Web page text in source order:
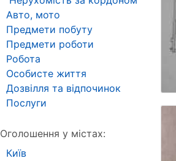
Авто, мото
Предмети побуту
Предмети роботи
Робота
Особисте життя
Дозвілля та відпочинок
Послуги
Оголошення у містах:
Київ